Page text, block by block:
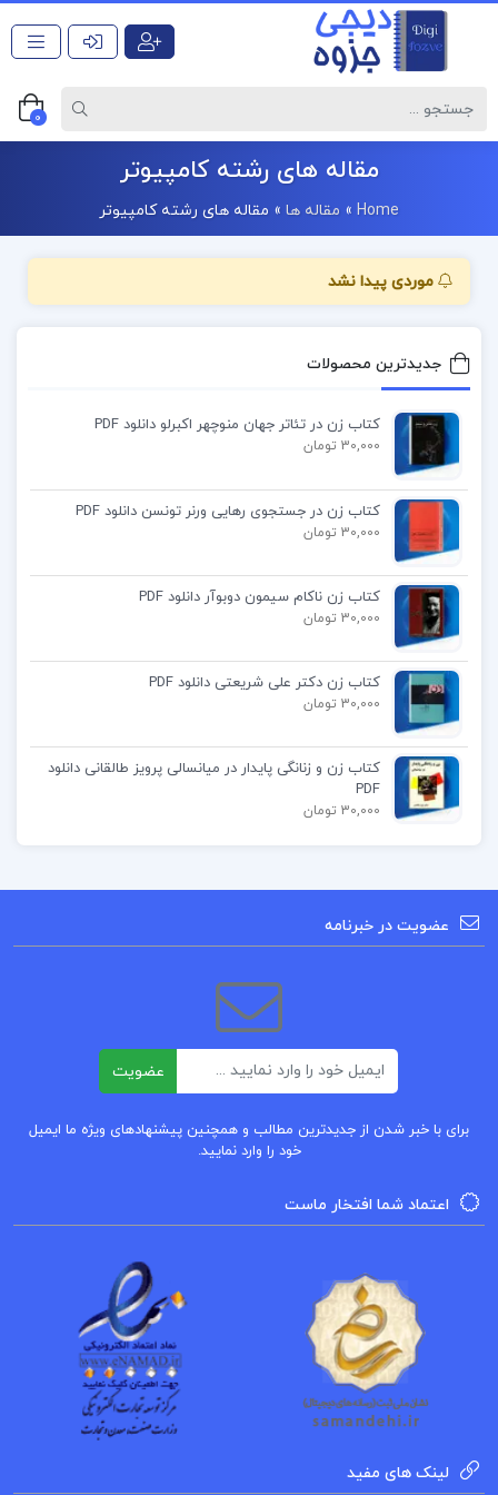
0
مقاله های رشته کامپیوتر
Home
» مقاله ها » مقاله های رشته کامپیوتر
موردی پیدا نشد
جدیدترین محصولات
کتاب زن در تئاتر جهان منوچهر اکبرلو دانلود PDF
30,000 تومان
کتاب زن در جستجوی رهایی ورنر تونسن دانلود PDF
30,000 تومان
کتاب زن ناکام سیمون دوبوآر دانلود PDF
30,000 تومان
کتاب زن دکتر علی شریعتی دانلود PDF
30,000 تومان
کتاب زن و زنانگی پایدار در میانسالی پرویز طالقانی دانلود
PDF
30,000 تومان
عضویت در خبرنامه
عضویت
برای با خبر شدن از جدیدترین مطالب و همچنین پیشنهادهای ویژه ما ایمیل
خود را وارد نمایید.
اعتماد شما افتخار ماست
لینک های مفید